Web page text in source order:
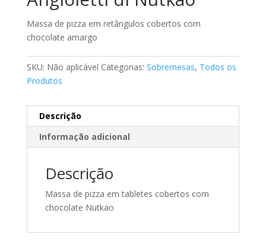
Massa de pizza em retângulos cobertos com
chocolate amargo
SKU: Não aplicável Categorias: Sobremesas, Todos os
Produtos
Descrição
Informação adicional
Descrição
Massa de pizza em tabletes cobertos com
chocolate Nutkao